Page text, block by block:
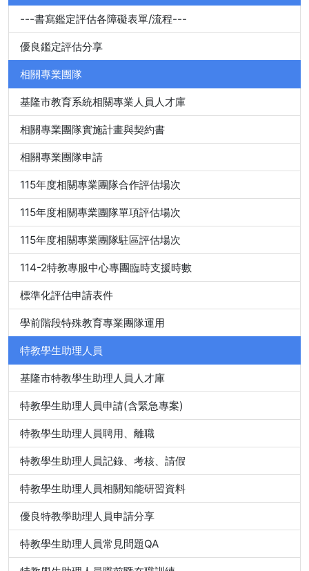
---書寫鑑定評估各障礙表單/流程---
優良鑑定評估分享
相關專業團隊
基隆市教育系統相關專業人員人才庫
相關專業團隊實施計畫與契約書
相關專業團隊申請
115年度相關專業團隊合作評估場次
115年度相關專業團隊單項評估場次
115年度相關專業團隊駐區評估場次
114-2特教專服中心專團臨時支援時數
標準化評估申請表件
學前階段特殊教育專業團隊運用
特教學生助理人員
基隆市特教學生助理人員人才庫
特教學生助理人員申請(含緊急專案)
特教學生助理人員聘用、離職
特教學生助理人員記錄、考核、請假
特教學生助理人員相關知能研習資料
優良特教學助理人員申請分享
特教學生助理人員常見問題QA